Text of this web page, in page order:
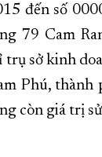
đến số
79 Cam
sở kinh
Phú, thành
còn giá trị